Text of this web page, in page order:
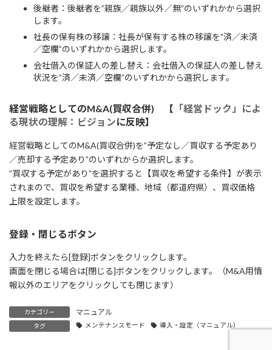
後継者：後継者を”親族／親族以外／無”のいずれかから選択
します。
社長の保有株の移譲：社長が保有する株の移譲を”済／未済
／空欄”のいずれかから選択します。
会社借入の保証人の差し替え：会社借入の保証人の差し替え
状況を”済／未済／空欄”のいずれかから選択します。
経営戦略としてのM&A(買収合併) 【 「経営ドック」によ
る現状の理解：ビジョンに反映】
経営戦略としてのM&A(買収合併)を”予定なし／買収する予定あり
／売却する予定あり”のいずれからか選択します。
”買収する予定があり”を選択すると【買収を希望する条件】が表示
されまので、買収を希望する業種、地域（都道府県）、買収価格
上限を設定します。
登録・閉じるボタン
入力を終えたら[登録]ボタンをクリックします。
画面を閉じる場合は[閉じる]ボタンをクリックします。（M&A用情
報以外のエリアをクリックしても閉じます）
カテゴリー マニュアル
タグ メンテナンスモード 導入・設定（マニュアル）